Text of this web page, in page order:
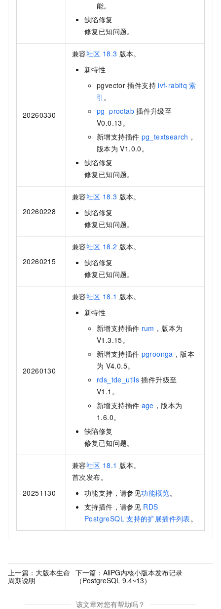
能。
缺陷修复
修复已知问题。
20260330
兼容社区 18.3 版本。
新特性
pgvector 插件支持 ivf-rabitq 索
引 。
pg_proctab 插件升级至
V0.0.13。
新增支持插件 pg_textsearch ，
版本为 V1.0.0。
缺陷修复
修复已知问题。
20260228
兼容社区 18.3 版本。
缺陷修复
修复已知问题。
20260215
兼容社区 18.2 版本。
缺陷修复
修复已知问题。
20260130
兼容社区 18.1 版本。
新特性
新增支持插件 rum ，版本为
V1.3.15。
新增支持插件 pgroonga ，版本
为 V4.0.5。
rds_tde_utils 插件升级至
V1.1。
新增支持插件 age ，版本为
1.6.0。
缺陷修复
修复已知问题。
20251130
兼容社区 18.1 版本。
首次发布。
功能支持，请参见功能概览。
支持插件，请参见 RDS
PostgreSQL 支持的扩展插件列表。
上一篇： 大版本生命
周期说明
下一篇：AliPG内核小版本发布记录
（PostgreSQL 9.4~13）
该文章对您有帮助吗？